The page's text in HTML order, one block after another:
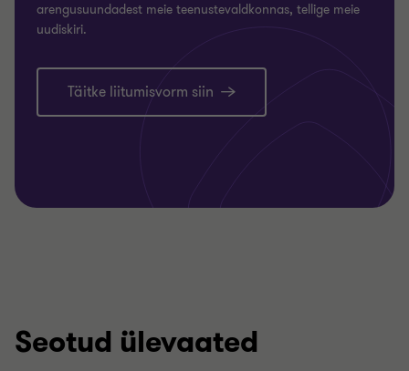
arengusuundadest meie teenustevaldkonnas, tellige meie
uudiskiri.
Täitke liitumisvorm siin
Seotud ülevaated